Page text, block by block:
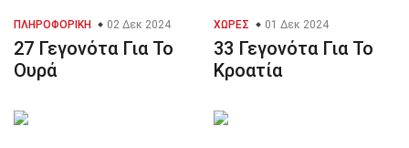
ΠΛΗΡΟΦΟΡΙΚΉ 02 Δεκ 2024
27 Γεγονότα Για Το
Ουρά
ΧΏΡΕΣ 01 Δεκ 2024
33 Γεγονότα Για Το
Κροατία